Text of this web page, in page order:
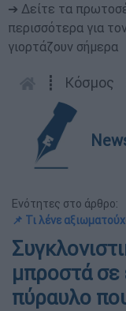
➔ Δείτε τα
περισσότερα για
γιορτάζουν σήμερα
┋ Κόσμος
Ενότητες στο άρθρο:
📌 Τι λένε
μπροστά σε
πύραυλο